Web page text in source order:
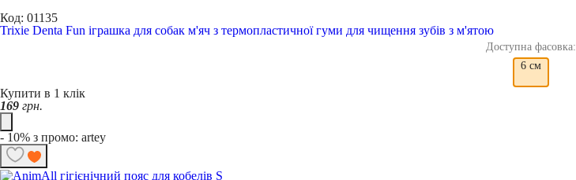
Код: 01135
Trixie Denta Fun іграшка для собак м'яч з термопластичної гуми для чищення зубів з м'ятою
Доступна фасовка:
6 см
Купити в 1 клік
169 грн.
- 10% з промо: artey